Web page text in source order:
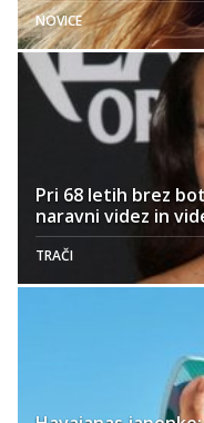
NOVICE
Pri 68 letih brez
naravni videz in
TRAČI